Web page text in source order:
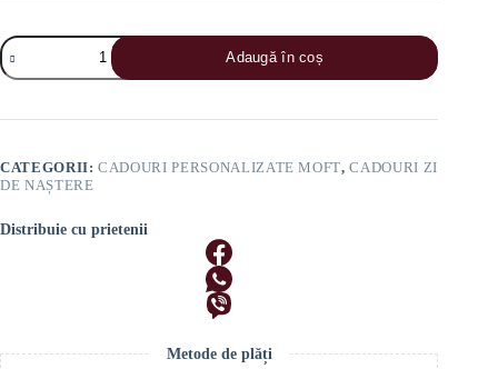
Cantitate
Set
Cadou
Adaugă în coș
CATEGORII:CADOURI PERSONALIZATE MOFT,CADOURI ZI
DE NAȘTERE
Distribuie cu prietenii
Metode de plăți